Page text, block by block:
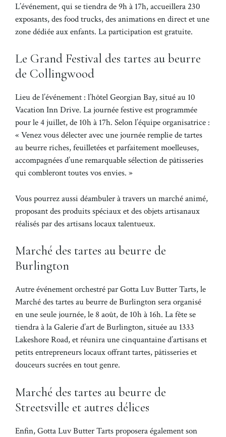
L’événement, qui se tiendra de 9h à 17h, accueillera 230
exposants, des food trucks, des animations en direct et une
zone dédiée aux enfants. La participation est gratuite.
Le Grand Festival des tartes au beurre
de Collingwood
Lieu de l’événement : l’hôtel Georgian Bay, situé au 10
Vacation Inn Drive. La journée festive est programmée
pour le 4 juillet, de 10h à 17h. Selon l’équipe organisatrice :
« Venez vous délecter avec une journée remplie de tartes
au beurre riches, feuilletées et parfaitement moelleuses,
accompagnées d’une remarquable sélection de pâtisseries
qui combleront toutes vos envies. »
Vous pourrez aussi déambuler à travers un marché animé,
proposant des produits spéciaux et des objets artisanaux
réalisés par des artisans locaux talentueux.
Marché des tartes au beurre de
Burlington
Autre événement orchestré par Gotta Luv Butter Tarts, le
Marché des tartes au beurre de Burlington sera organisé
en une seule journée, le 8 août, de 10h à 16h. La fête se
tiendra à la Galerie d’art de Burlington, située au 1333
Lakeshore Road, et réunira une cinquantaine d’artisans et
petits entrepreneurs locaux offrant tartes, pâtisseries et
douceurs sucrées en tout genre.
Marché des tartes au beurre de
Streetsville et autres délices
Enfin, Gotta Luv Butter Tarts proposera également son